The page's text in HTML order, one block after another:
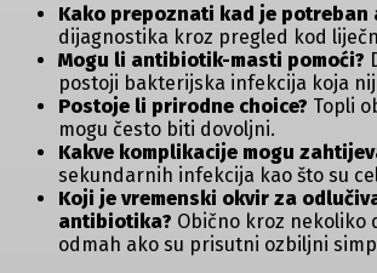
Kako prepoznati kad je potreban‍
dijagnostika kroz pregled kod
Mogu li antibiotik-masti pomoći?
⁤postoji bakterijska infekcija koja
Postoje ‌li⁢ prirodne choice? Topli​
mogu‍ često biti ​dovoljni.
Kakve‌ komplikacije ⁤mogu
sekundarnih ⁢infekcija kao što su
Koji ⁤je vremenski okvir za‍
antibiotika?‍ Obično kroz nekoliko
odmah ako su prisutni ozbiljni